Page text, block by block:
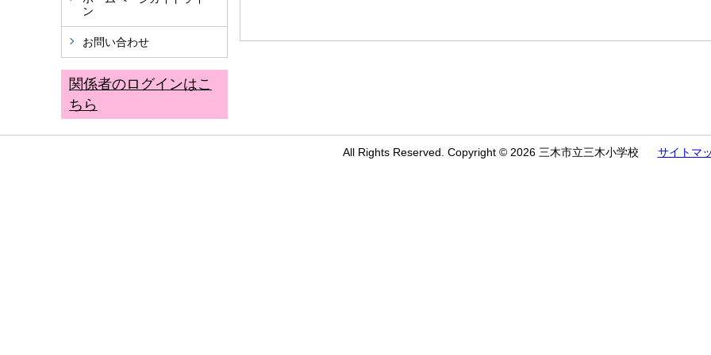
ン
お問い合わせ
関係者のログインはこ
ちら
All Rights Reserved. Copyright © 2026 三木市立三木小学校 サイトマ